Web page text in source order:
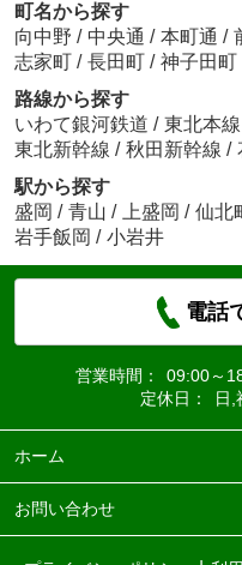
町名から探す
向中野 / 中央通 / 本町通 /
志家町 / 長田町 / 神子田町
路線から探す
いわて銀河鉄道 / 東北本線
東北新幹線 / 秋田新幹線 /
駅から探す
盛岡 / 青山 / 上盛岡 / 仙北
岩手飯岡 / 小岩井
電話
営業時間：
09:00～
定休日：
日,
ホーム
お問い合わせ